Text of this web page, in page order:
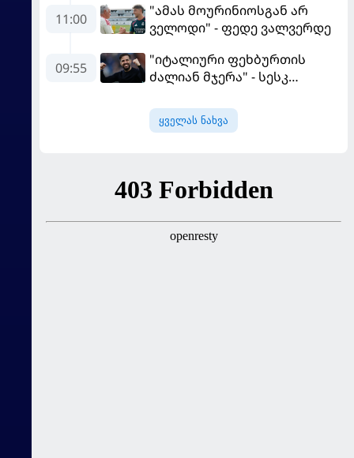
დამარცხდა
11:00
"ამას მოურინიოსგან არ
ველოდი" - ფედე ვალვერდე
09:55
"იტალიური ფეხბურთის
ძალიან მჯერა" - სესკ
ყველას ნახვა